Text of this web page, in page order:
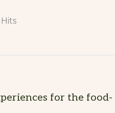
for the food-